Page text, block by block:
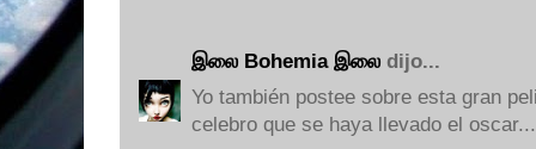
இலை Bohemia இலை dijo...
Yo también postee sobre esta gran
celebro que se haya llevado el